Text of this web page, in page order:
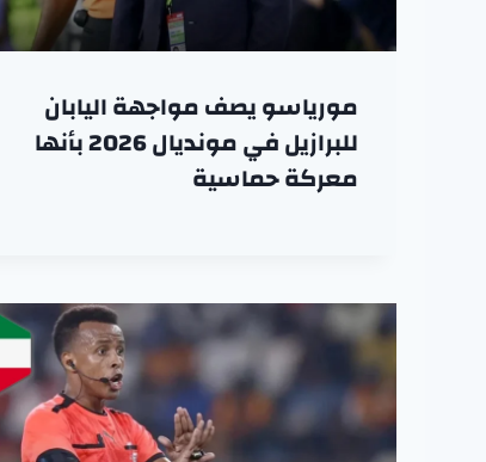
مورياسو يصف مواجهة اليابان
للبرازيل في مونديال 2026 بأنها
معركة حماسية